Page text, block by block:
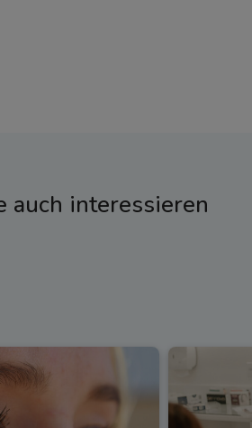
auch interessieren